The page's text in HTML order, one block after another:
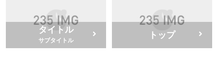
タイトル
サブタイトル
トップ